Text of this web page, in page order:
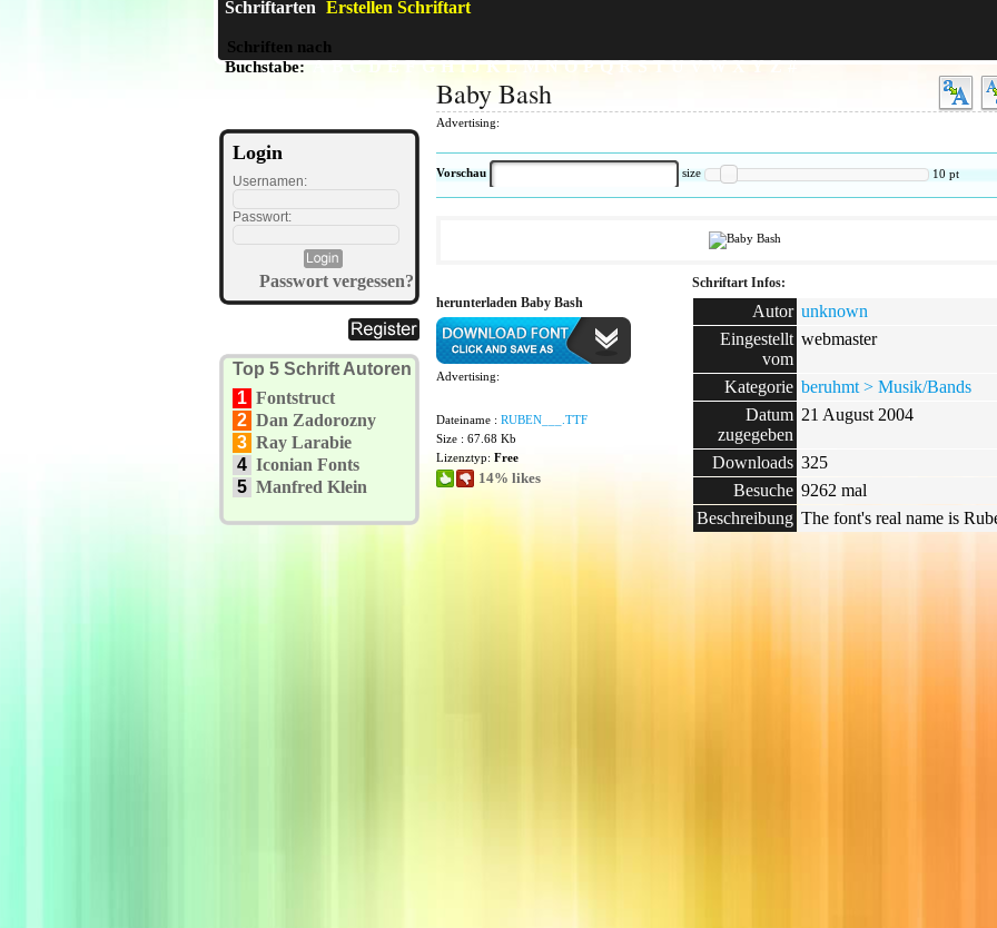
Schriftarten Erstellen Schriftart
Schriften nach
Buchstabe: A B C D E F G H I J K L M N O P Q R S T U V W X Y Z #
Login
Usernamen:
Passwort:
Passwort vergessen?
Top 5 Schrift Autoren
1 Fontstruct
2 Dan Zadorozny
3 Ray Larabie
4 Iconian Fonts
5 Manfred Klein
Baby Bash
Advertising:
Vorschau size 10 pt
herunterladen Baby Bash
Advertising:
Dateiname : RUBEN___.TTF
Size : 67.68 Kb
Lizenztyp: Free
14% likes
Schriftart Infos:
Autor unknown
Eingestellt
vom
webmaster
Kategorie beruhmt > Musik/Bands
Datum
zugegeben
21 August 2004
Downloads 325
Besuche 9262 mal
Beschreibung The font's real name is